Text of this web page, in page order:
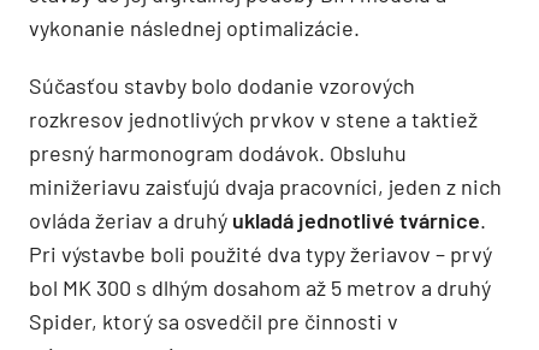
vykonanie následnej optimalizácie.
Súčasťou stavby bolo dodanie vzorových
rozkresov jednotlivých prvkov v stene a taktiež
presný harmonogram dodávok. Obsluhu
minižeriavu zaisťujú dvaja pracovníci, jeden z nich
ovláda žeriav a druhý ukladá jednotlivé tvárnice.
Pri výstavbe boli použité dva typy žeriavov – prvý
bol MK 300 s dlhým dosahom až 5 metrov a druhý
Spider, ktorý sa osvedčil pre činnosti v